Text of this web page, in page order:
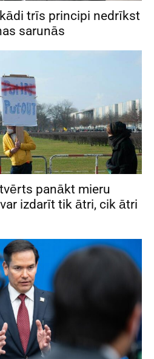
trīs principi nedrīkst
sarunās
panākt mieru
izdarīt tik ātri, cik ātri